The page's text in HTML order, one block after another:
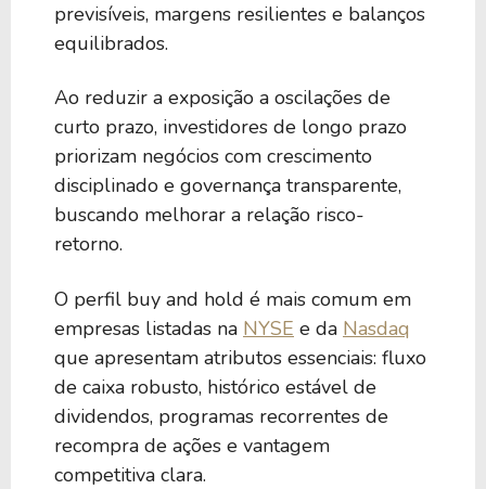
previsíveis, margens resilientes e balanços
equilibrados.
Ao reduzir a exposição a oscilações de
curto prazo, investidores de longo prazo
priorizam negócios com crescimento
disciplinado e governança transparente,
buscando melhorar a relação risco-
retorno.
O perfil buy and hold é mais comum em
empresas listadas na NYSE e da Nasdaq
que apresentam atributos essenciais: fluxo
de caixa robusto, histórico estável de
dividendos, programas recorrentes de
recompra de ações e vantagem
competitiva clara.